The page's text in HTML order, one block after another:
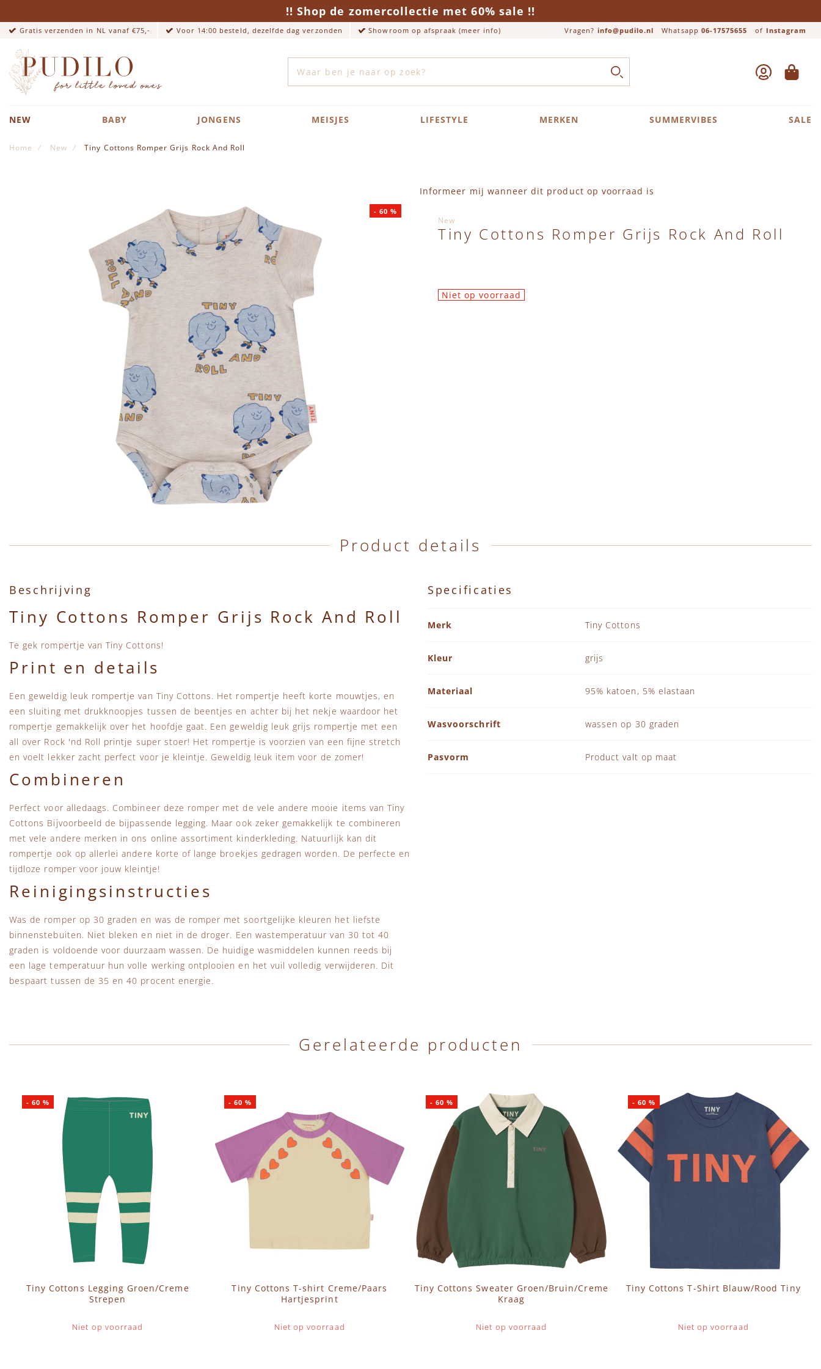
!! Shop de zomercollectie met 60% sale !!
Gratis verzenden in NL vanaf €75,- Voor 14:00 besteld, dezelfde dag verzonden Showroom op afspraak (meer info) Vragen? info@pudilo.nl Whatsapp 06-17575655 of Instagram
Close search
ZOEK ACCOUNT
NEW BABY JONGENS MEISJES LIFESTYLE MERKEN SUMMERVIBES SALE
Home New Tiny Cottons Romper Grijs Rock And Roll
Ga naar het einde van de afbeeldingen-gallerij - 60 %
Informeer mij wanneer dit product op voorraad is
New
Tiny Cottons Romper Grijs Rock And Roll
Niet op voorraad
Product details
Beschrijving
Tiny Cottons Romper Grijs Rock And Roll
Te gek rompertje van Tiny Cottons!
Print en details
Een geweldig leuk rompertje van Tiny Cottons. Het rompertje heeft korte mouwtjes, en
een sluiting met drukknoopjes tussen de beentjes en achter bij het nekje waardoor het
rompertje gemakkelijk over het hoofdje gaat. Een geweldig leuk grijs rompertje met een
all over Rock 'nd Roll printje super stoer! Het rompertje is voorzien van een fijne stretch
en voelt lekker zacht perfect voor je kleintje. Geweldig leuk item voor de zomer!
Combineren
Perfect voor alledaags. Combineer deze romper met de vele andere mooie items van Tiny
Cottons Bijvoorbeeld de bijpassende legging. Maar ook zeker gemakkelijk te combineren
met vele andere merken in ons online assortiment kinderkleding. Natuurlijk kan dit
rompertje ook op allerlei andere korte of lange broekjes gedragen worden. De perfecte en
tijdloze romper voor jouw kleintje!
Reinigingsinstructies
Was de romper op 30 graden en was de romper met soortgelijke kleuren het liefste
binnenstebuiten. Niet bleken en niet in de droger. Een wastemperatuur van 30 tot 40
graden is voldoende voor duurzaam wassen. De huidige wasmiddelen kunnen reeds bij
een lage temperatuur hun volle werking ontplooien en het vuil volledig verwijderen. Dit
bespaart tussen de 35 en 40 procent energie.
Specificaties
Merk
Tiny Cottons
Kleur grijs
Materiaal 95% katoen, 5% elastaan
Wasvoorschrift wassen op 30 graden
Pasvorm Product valt op maat
Gerelateerde producten
Tiny Cottons Legging Groen/Creme
Strepen
Niet op voorraad
-60 %
Tiny Cottons T-shirt Creme/Paars
Hartjesprint
Niet op voorraad
- 60 %
Tiny Cottons Sweater Groen/Bruin/Creme
Kraag
Niet op voorraad
-60 %
Tiny Cottons T-Shirt Blauw/Rood Tiny
Niet op voorraad
- 60 %